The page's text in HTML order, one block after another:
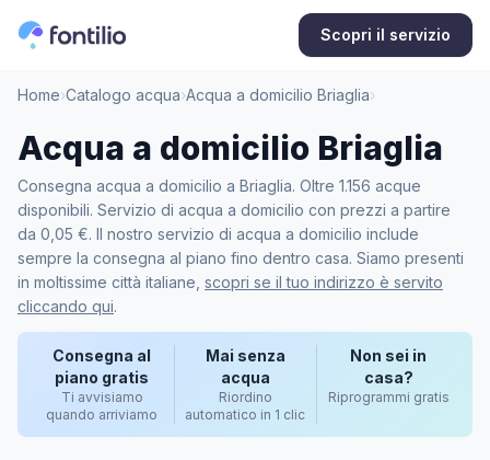
Scopri il servizio
Home›Catalogo acqua›Acqua a domicilio Briaglia›
Acqua a domicilio Briaglia
Consegna acqua a domicilio a Briaglia. Oltre 1.156 acque
disponibili. Servizio di acqua a domicilio con prezzi a partire
da 0,05 €. Il nostro servizio di acqua a domicilio include
sempre la consegna al piano fino dentro casa. Siamo presenti
in moltissime città italiane, scopri se il tuo indirizzo è servito
cliccando qui.
Consegna al
piano gratis
Ti avvisiamo
quando arriviamo
Mai senza
acqua
Riordino
automatico in 1 clic
Non sei in
casa?
Riprogrammi gratis